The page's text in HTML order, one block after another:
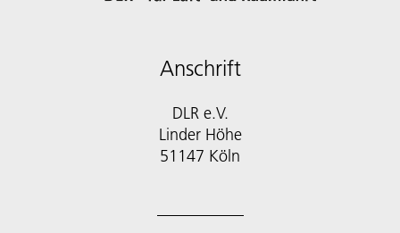
Anschrift
DLR e.V.
Linder Höhe
51147 Köln